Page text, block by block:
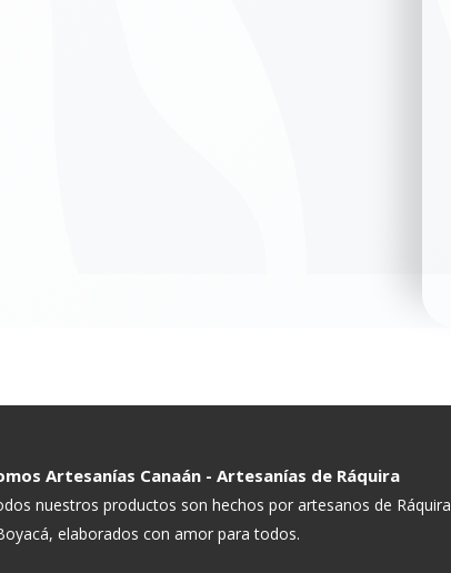
Artesanías Canaán - Artesanías de Ráquira
nuestros productos son hechos por artesanos de Ráquira
elaborados con amor para todos.